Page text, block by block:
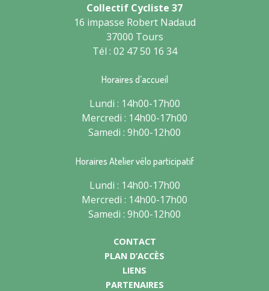
Collectif Cycliste 37
16 impasse Robert Nadaud
37000 Tours
Tél : 02 47 50 16 34
Horaires d’accueil
Lundi : 14h00-17h00
Mercredi : 14h00-17h00
Samedi : 9h00-12h00
Horaires Atelier vélo participatif
Lundi : 14h00-17h00
Mercredi : 14h00-17h00
Samedi : 9h00-12h00
CONTACT
PLAN D’ACCÈS
LIENS
PARTENAIRES